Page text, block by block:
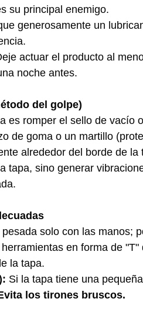
su principal enemigo.
generosamente un
actuar el producto al
noche antes.
del golpe)
es romper el sello de vacío
de goma o un martillo
alrededor del borde de la
tapa, sino generar
solo con las manos;
herramientas en forma de
la tapa.
Si la tapa tiene una
los tirones bruscos.